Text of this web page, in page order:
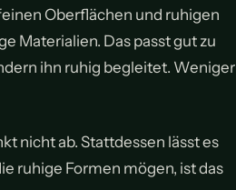
Oberflächen und ruhigen
Materialien. Das passt gut zu
ihn ruhig begleitet. Weniger
nicht ab. Stattdessen lässt es
ruhige Formen mögen, ist das